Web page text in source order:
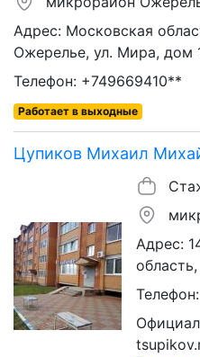
Адрес: Московская
Ожерелье, ул. Мира, дом
Телефон: +749669410**
Работает в выходные
Цупиков Михаил
Адрес: